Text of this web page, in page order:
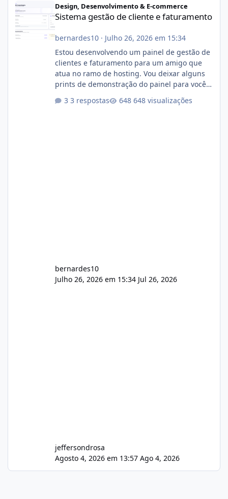
Design, Desenvolvimento & E-commerce
Sistema gestão de cliente e faturamento
bernardes10· Julho 26, 2026 em 15:34
Estou desenvolvendo um painel de gestão de
clientes e faturamento para um amigo que
atua no ramo de hosting. Vou deixar alguns
prints de demonstração do painel para vocês
com cerca de 80% concluído e conta com
3 respostas 648 visualizações
bernardes10
Julho 26, 2026 em 15:34 Jul 26, 2026
jeffersondrosa
Agosto 4, 2026 em 13:57 Ago 4, 2026